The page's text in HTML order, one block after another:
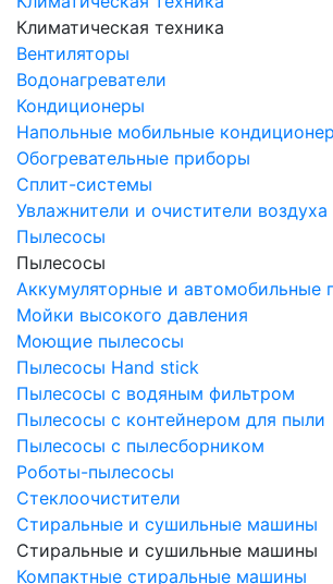
Климатическая техника
Вентиляторы
Водонагреватели
Кондиционеры
Напольные мобильные
Обогревательные приборы
Сплит-системы
Увлажнители и очистители воздуха
Пылесосы
Пылесосы
Аккумуляторные и автомобильные
Мойки высокого давления
Моющие пылесосы
Пылесосы Hand stick
Пылесосы с водяным фильтром
Пылесосы с контейнером для пыли
Пылесосы с пылесборником
Роботы-пылесосы
Стеклоочистители
Стиральные и сушильные машины
Стиральные и сушильные машины
Компактные стиральные машины